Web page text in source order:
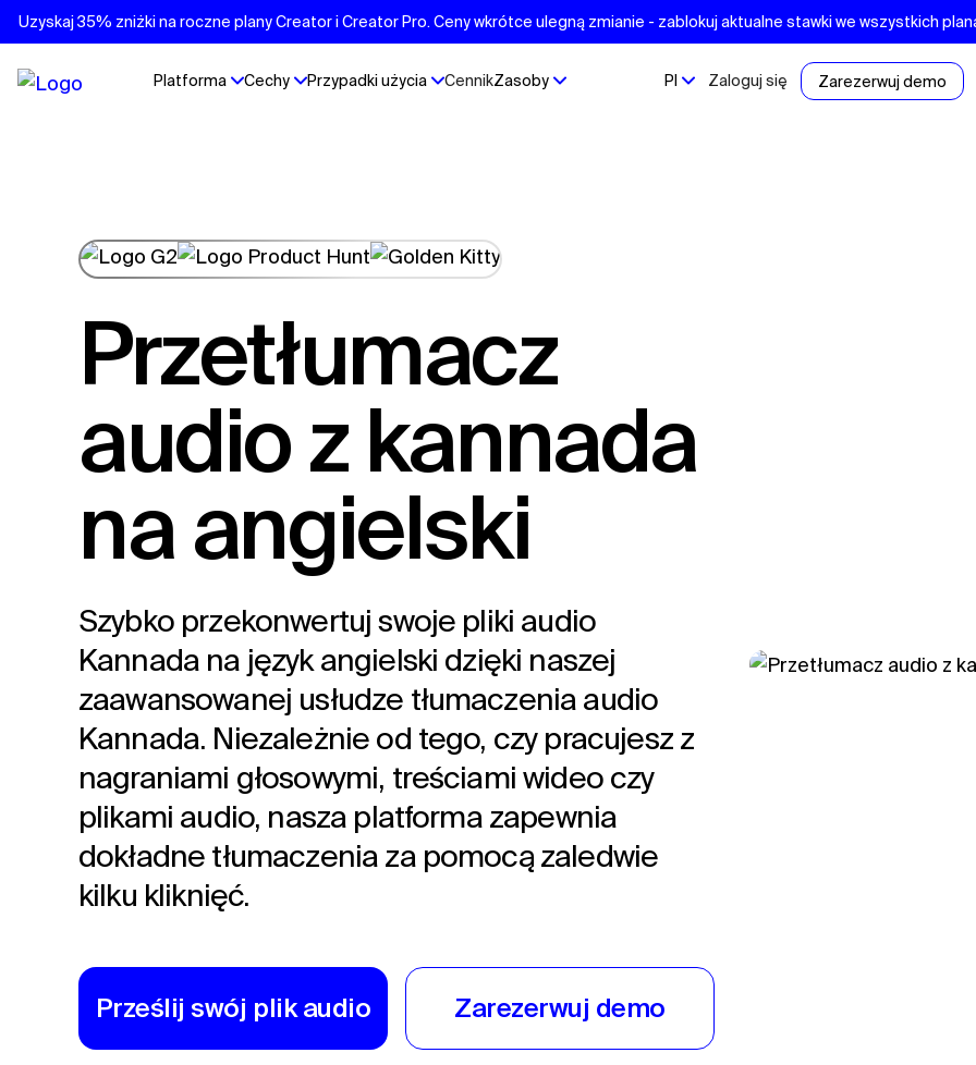
Uzyskaj 35% zniżki na roczne plany Creator i Creator Pro. Ceny wkrótce ulegną zmianie - zablokuj aktualne stawki we wszystkich
Platforma Cechy Przypadki użycia CennikZasoby Pl Zaloguj się Zarezerwuj demo
Przetłumacz
audio z kannada
na angielski
Szybko przekonwertuj swoje pliki audio
Kannada na język angielski dzięki naszej
zaawansowanej usłudze tłumaczenia audio
Kannada. Niezależnie od tego, czy pracujesz z
nagraniami głosowymi, treściami wideo czy
plikami audio, nasza platforma zapewnia
dokładne tłumaczenia za pomocą zaledwie
kilku kliknięć.
Prześlij swój plik audio Zarezerwuj demo